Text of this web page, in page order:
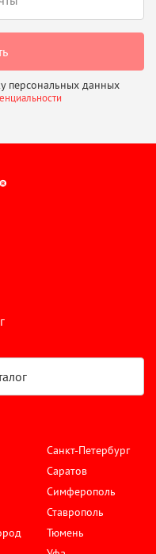
персональных данных
Санкт-Петербург
Саратов
Симферополь
Ставрополь
Тюмень